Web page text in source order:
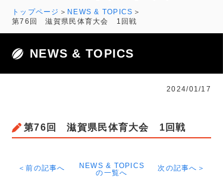
トップページ
NEWS & TOPICS
第76回 滋賀県民体育大会 1回戦
NEWS & TOPICS
2024/01/17
第76回 滋賀県民体育大会 1回戦
＜前の記事へ
NEWS & TOPICS
の一覧へ
次の記事へ＞